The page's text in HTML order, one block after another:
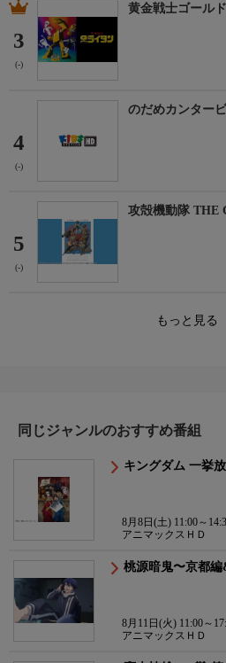
3
(-)
黄金戦士ゴール
4
(-)
のだめカンター
5
(-)
攻殻機動隊 THE
もっと見る
同じジャンルのおすすめ番組
キングダム 一挙
8月8日(土) 11:00～
アニマックスＨＤ
桃源暗鬼〜京都
8月11日(火) 11:00～
アニマックスＨＤ